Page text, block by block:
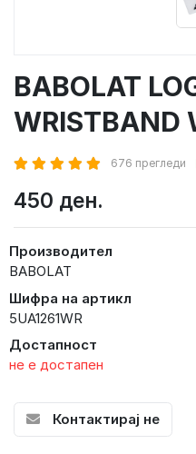
BABOLAT
WRISTBAND
676 прегледи
450 ден.
Производител
BABOLAT
Шифра на артикл
5UA1261WR
Достапност
не е достапен
Контактирај не